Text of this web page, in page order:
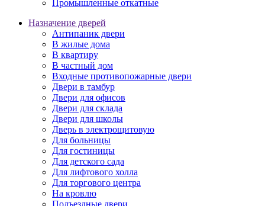
Промышленные откатные
Назначение дверей
Антипаник двери
В жилые дома
В квартиру
В частный дом
Входные противопожарные двери
Двери в тамбур
Двери для офисов
Двери для склада
Двери для школы
Дверь в электрощитовую
Для больницы
Для гостиницы
Для детского сада
Для лифтового холла
Для торгового центра
На кровлю
Подъездные двери